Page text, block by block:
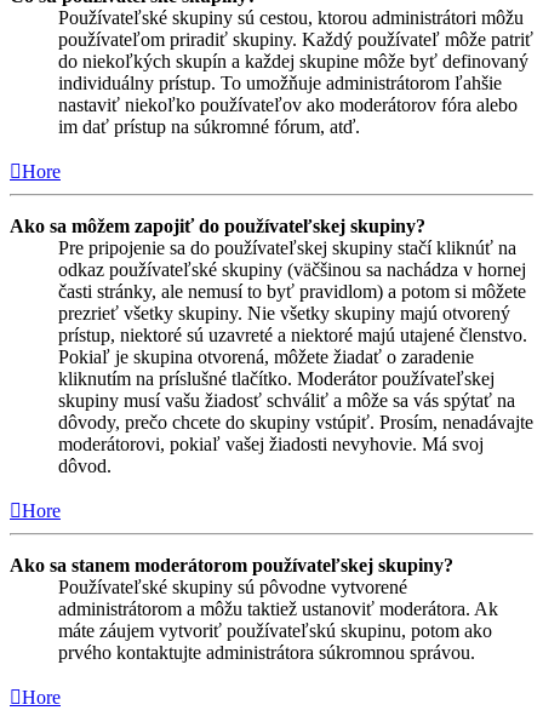
Používateľské skupiny sú cestou, ktorou administrátori môžu
používateľom priradiť skupiny. Každý používateľ môže patriť
do niekoľkých skupín a každej skupine môže byť definovaný
individuálny prístup. To umožňuje administrátorom ľahšie
nastaviť niekoľko používateľov ako moderátorov fóra alebo
im dať prístup na súkromné fórum, atď.
Hore
Ako sa môžem zapojiť do používateľskej skupiny?
Pre pripojenie sa do používateľskej skupiny stačí kliknúť na
odkaz používateľské skupiny (väčšinou sa nachádza v hornej
časti stránky, ale nemusí to byť pravidlom) a potom si môžete
prezrieť všetky skupiny. Nie všetky skupiny majú otvorený
prístup, niektoré sú uzavreté a niektoré majú utajené členstvo.
Pokiaľ je skupina otvorená, môžete žiadať o zaradenie
kliknutím na príslušné tlačítko. Moderátor používateľskej
skupiny musí vašu žiadosť schváliť a môže sa vás spýtať na
dôvody, prečo chcete do skupiny vstúpiť. Prosím, nenadávajte
moderátorovi, pokiaľ vašej žiadosti nevyhovie. Má svoj
dôvod.
Hore
Ako sa stanem moderátorom používateľskej skupiny?
Používateľské skupiny sú pôvodne vytvorené
administrátorom a môžu taktiež ustanoviť moderátora. Ak
máte záujem vytvoriť používateľskú skupinu, potom ako
prvého kontaktujte administrátora súkromnou správou.
Hore